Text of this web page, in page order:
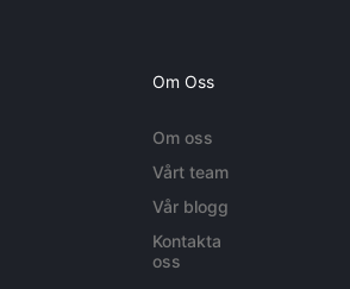
Om Oss
Om oss
Vårt team
Vår blogg
Kontakta
oss